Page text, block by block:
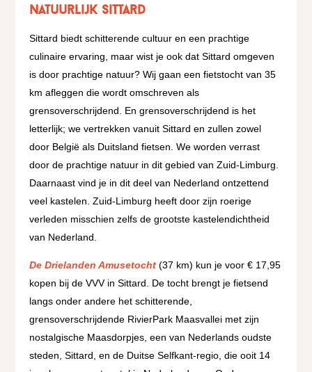
Natuurlijk Sittard
Sittard biedt schitterende cultuur en een prachtige
culinaire ervaring, maar wist je ook dat Sittard omgeven
is door prachtige natuur? Wij gaan een fietstocht van 35
km afleggen die wordt omschreven als
grensoverschrijdend. En grensoverschrijdend is het
letterlijk; we vertrekken vanuit Sittard en zullen zowel
door België als Duitsland fietsen. We worden verrast
door de prachtige natuur in dit gebied van Zuid-Limburg.
Daarnaast vind je in dit deel van Nederland ontzettend
veel kastelen. Zuid-Limburg heeft door zijn roerige
verleden misschien zelfs de grootste kastelendichtheid
van Nederland.
De Drielanden Amusetocht (37 km) kun je voor € 17,95
kopen bij de VVV in Sittard. De tocht brengt je fietsend
langs onder andere het schitterende,
grensoverschrijdende RivierPark Maasvallei met zijn
nostalgische Maasdorpjes, een van Nederlands oudste
steden, Sittard, en de Duitse Selfkant-regio, die ooit 14